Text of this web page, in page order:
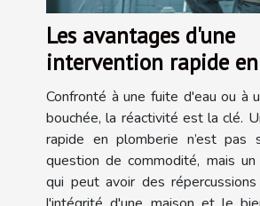
Les avantages d'une
intervention rapide en
plomberie
Confronté à une fuite d'eau ou à
bouchée, la réactivité est la clé.
rapide en plomberie n’est pas
question de commodité, mais un
qui peut avoir des